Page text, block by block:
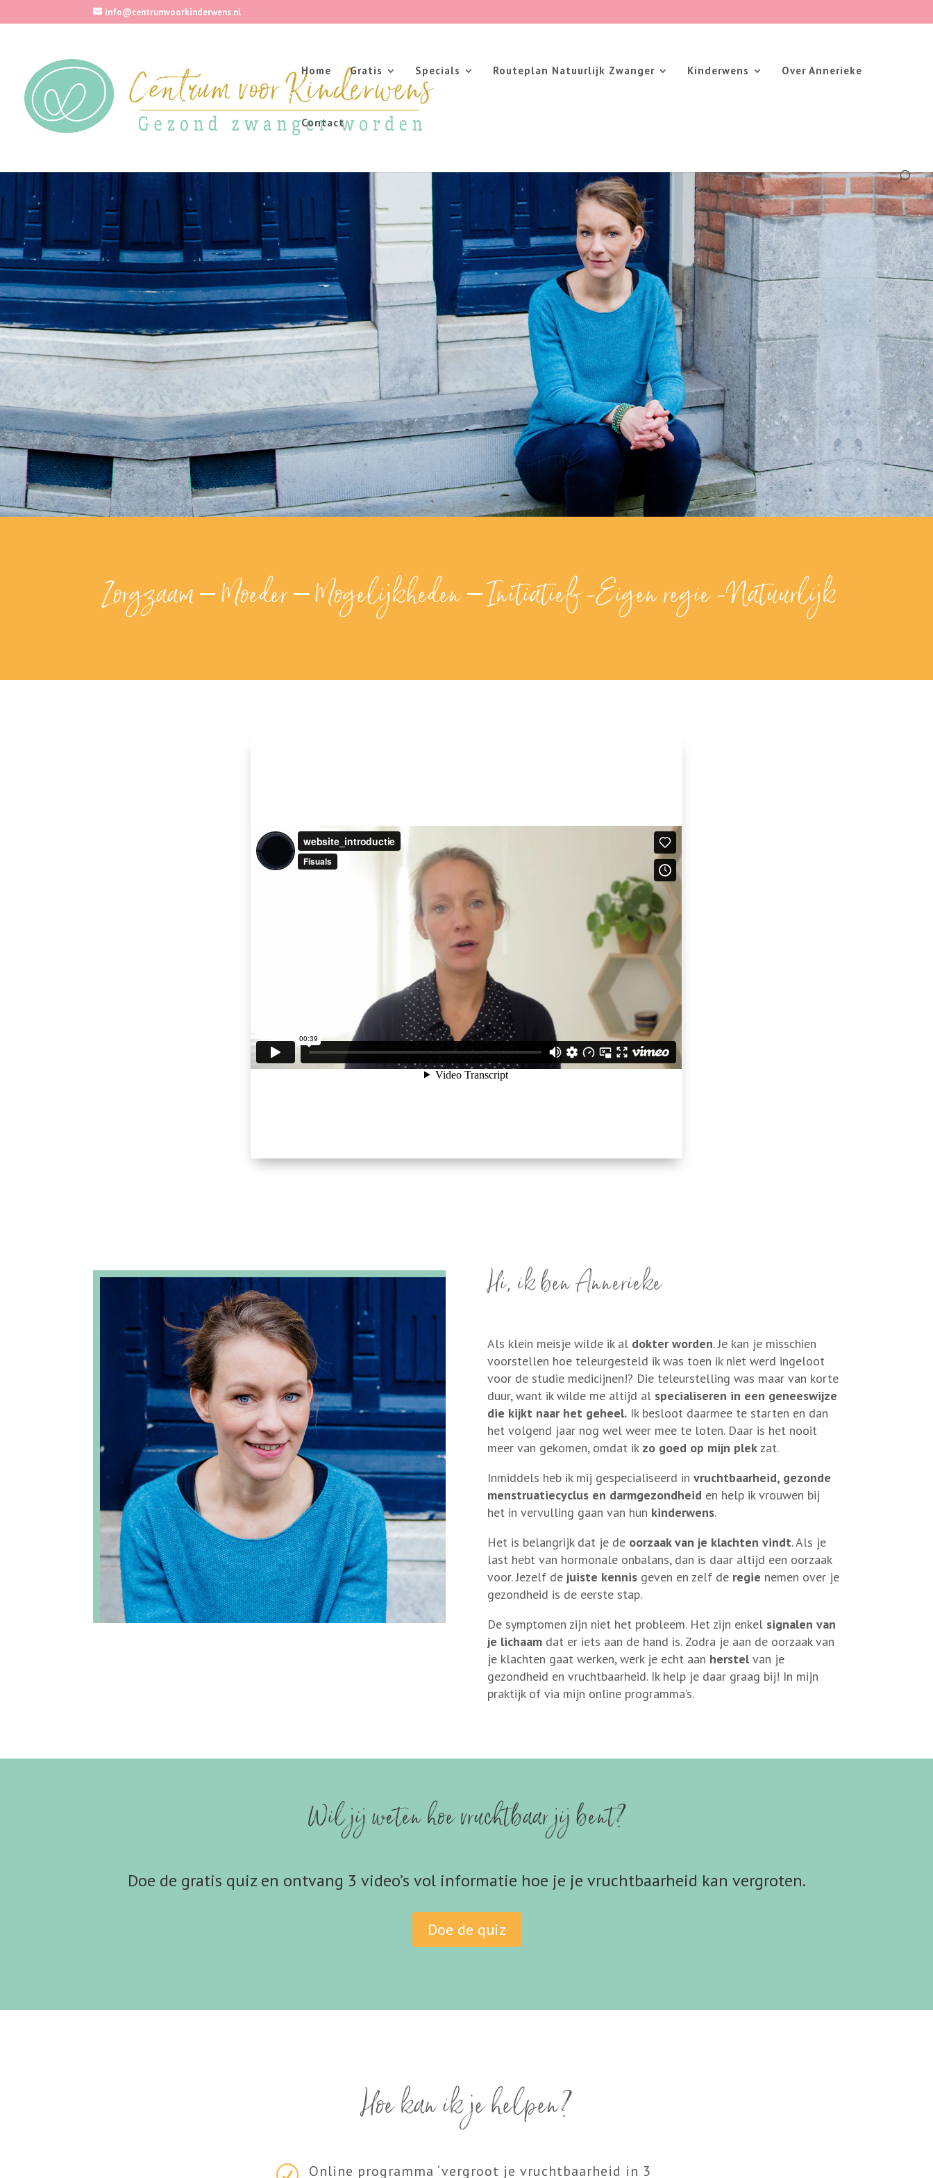
info@centrumvoorkinderwens.nl
Home Gratis Specials Routeplan Natuurlijk Zwanger Kinderwens Over Annerieke
Contact
Zorgzaam – Moeder – Mogelijkheden – Initiatief -Eigen regie -Natuurlijk
Hi, ik ben Annerieke
Als klein meisje wilde ik al dokter worden. Je kan je misschien
voorstellen hoe teleurgesteld ik was toen ik niet werd ingeloot
voor de studie medicijnen!? Die teleurstelling was maar van korte
duur, want ik wilde me altijd al specialiseren in een geneeswijze
die kijkt naar het geheel.Ik besloot daarmee te starten en dan
het volgend jaar nog wel weer mee te loten. Daar is het nooit
meer van gekomen, omdat ik zo goed op mijn plekzat.
Inmiddels heb ik mij gespecialiseerd in vruchtbaarheid, gezonde
menstruatiecyclus en darmgezondheid en help ik vrouwen bij
het in vervulling gaan van hun kinderwens.
Het is belangrijk dat je de oorzaak van je klachten vindt. Als je
last hebt van hormonale onbalans, dan is daar altijd een oorzaak
voor. Jezelf de juiste kennisgeven en zelf de regie nemen over je
gezondheid is de eerste stap.
De symptomen zijn niet het probleem. Het zijn enkel signalen van
je lichaamdat er iets aan de hand is. Zodra je aan de oorzaak van
je klachten gaat werken, werk je echt aan herstelvan je
gezondheid en vruchtbaarheid. Ik help je daar graag bij! In mijn
praktijk of via mijn online programma’s.
Wil jij weten hoe vruchtbaar jij bent?
Doe de gratis quiz en ontvang 3 video’s vol informatie hoe je je vruchtbaarheid kan vergroten.
Doe de quiz
Hoe kan ik je helpen?
Online programma ‘vergroot je vruchtbaarheid in 3